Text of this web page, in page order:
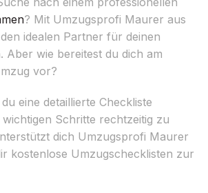
? Mit Umzugsprofi Maurer aus
idealen Partner für deinen
Aber wie bereitest du dich am
vor?
eine detaillierte Checkliste
Schritte rechtzeitig zu
dich Umzugsprofi Maurer
kostenlose Umzugschecklisten zur